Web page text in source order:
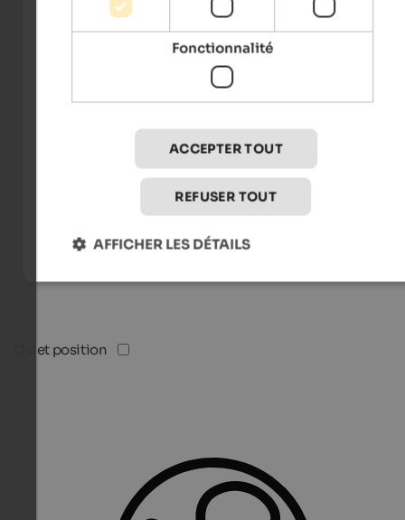
Quiet position
Fonctionnalité
ACCEPTER TOUT
REFUSER TOUT
AFFICHER LES DÉTAILS